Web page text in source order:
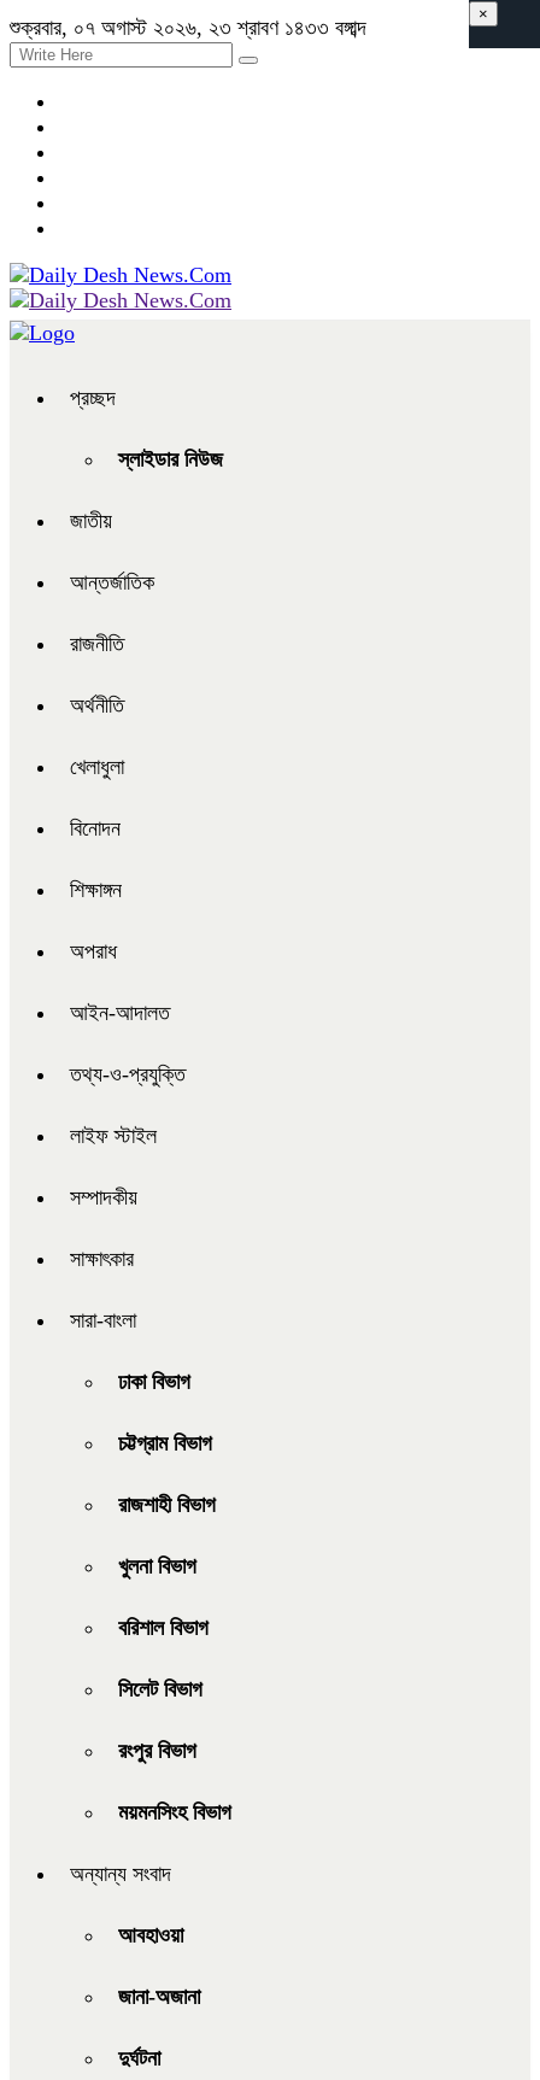
শুক্রবার, ০৭ অগাস্ট ২০২৬, ২৩ শ্রাবণ ১৪৩৩ বঙ্গাব্দ
প্রচ্ছদ
স্লাইডার নিউজ
জাতীয়
আন্তর্জাতিক
রাজনীতি
অর্থনীতি
খেলাধুলা
বিনোদন
শিক্ষাঙ্গন
অপরাধ
আইন-আদালত
তথ্য-ও-প্রযুক্তি
লাইফ স্টাইল
সম্পাদকীয়
সাক্ষাৎকার
সারা-বাংলা
ঢাকা বিভাগ
চট্টগ্রাম বিভাগ
রাজশাহী বিভাগ
খুলনা বিভাগ
বরিশাল বিভাগ
সিলেট বিভাগ
রংপুর বিভাগ
ময়মনসিংহ বিভাগ
অন্যান্য সংবাদ
আবহাওয়া
জানা-অজানা
দুর্ঘটনা
×